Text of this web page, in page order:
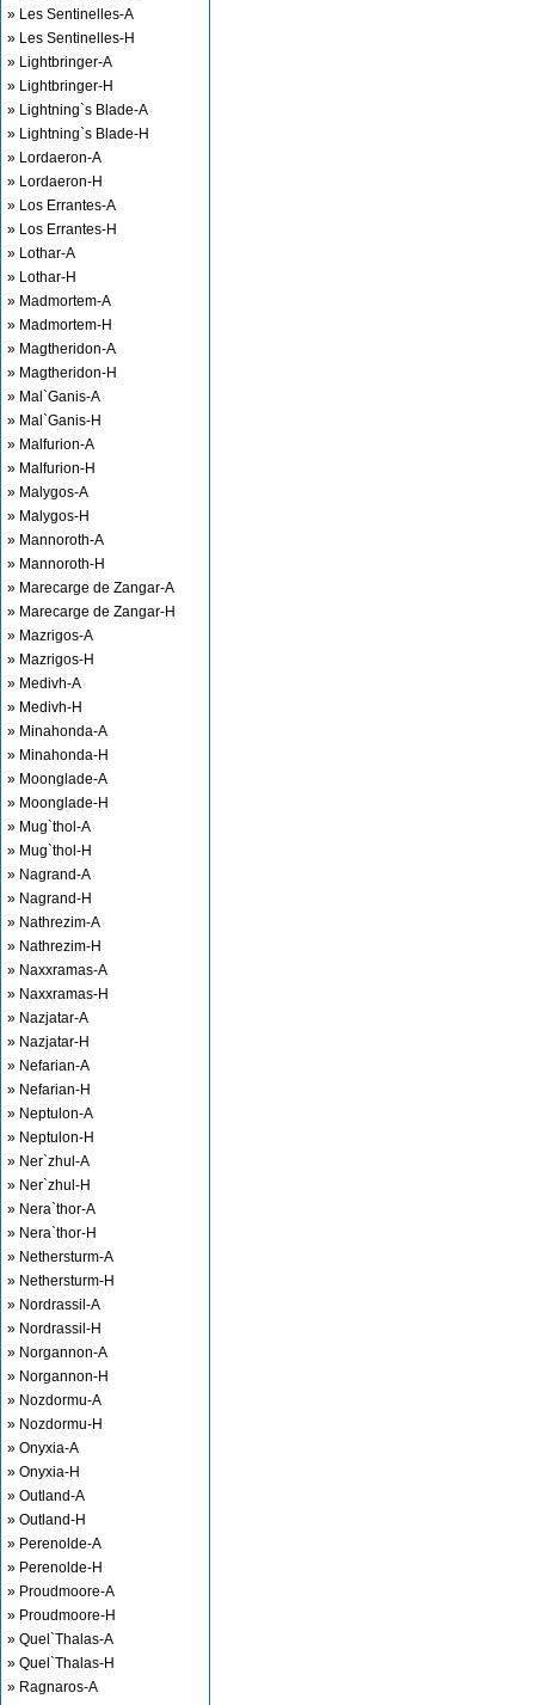
» Les Sentinelles-A
» Les Sentinelles-H
» Lightbringer-A
» Lightbringer-H
» Lightning`s Blade-A
» Lightning`s Blade-H
» Lordaeron-A
» Lordaeron-H
» Los Errantes-A
» Los Errantes-H
» Lothar-A
» Lothar-H
» Madmortem-A
» Madmortem-H
» Magtheridon-A
» Magtheridon-H
» Mal`Ganis-A
» Mal`Ganis-H
» Malfurion-A
» Malfurion-H
» Malygos-A
» Malygos-H
» Mannoroth-A
» Mannoroth-H
» Marecarge de Zangar-A
» Marecarge de Zangar-H
» Mazrigos-A
» Mazrigos-H
» Medivh-A
» Medivh-H
» Minahonda-A
» Minahonda-H
» Moonglade-A
» Moonglade-H
» Mug`thol-A
» Mug`thol-H
» Nagrand-A
» Nagrand-H
» Nathrezim-A
» Nathrezim-H
» Naxxramas-A
» Naxxramas-H
» Nazjatar-A
» Nazjatar-H
» Nefarian-A
» Nefarian-H
» Neptulon-A
» Neptulon-H
» Ner`zhul-A
» Ner`zhul-H
» Nera`thor-A
» Nera`thor-H
» Nethersturm-A
» Nethersturm-H
» Nordrassil-A
» Nordrassil-H
» Norgannon-A
» Norgannon-H
» Nozdormu-A
» Nozdormu-H
» Onyxia-A
» Onyxia-H
» Outland-A
» Outland-H
» Perenolde-A
» Perenolde-H
» Proudmoore-A
» Proudmoore-H
» Quel`Thalas-A
» Quel`Thalas-H
» Ragnaros-A